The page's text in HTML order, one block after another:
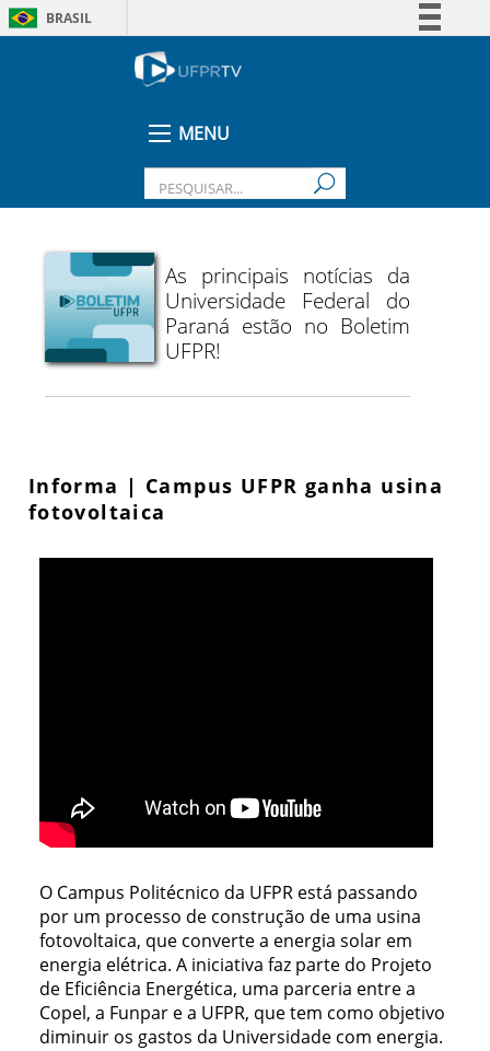
BRASIL
Legislação
MENU
As principais notícias da
Universidade Federal do
Paraná estão no Boletim
UFPR!
Informa | Campus UFPR ganha usina
fotovoltaica
O Campus Politécnico da UFPR está passando
por um processo de construção de uma usina
fotovoltaica, que converte a energia solar em
energia elétrica. A iniciativa faz parte do Projeto
de Eficiência Energética, uma parceria entre a
Copel, a Funpar e a UFPR, que tem como objetivo
diminuir os gastos da Universidade com energia.